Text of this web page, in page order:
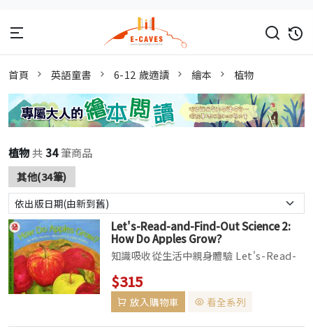
首頁 英語童書 6-12 歲適讀 繪本 植物
植物共34筆商品
其他(34筆)
Let's-Read-and-Find-Out Science 2:
How Do Apples Grow?
知識吸收從生活中親身體驗 Let's-Read-
and-Find-Out Science 孩子的第一套自
然科學入門讀本！孩子的成長過程中，到了
開始認知與感受的階段時，對於動植物、大
$315
放入購物車 看全系列